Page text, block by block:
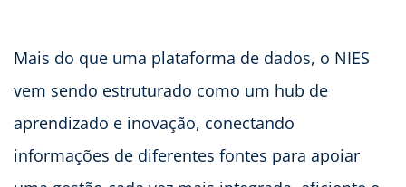
Mais do que uma plataforma de dados, o NIES
vem sendo estruturado como um hub de
aprendizado e inovação, conectando
informações de diferentes fontes para apoiar